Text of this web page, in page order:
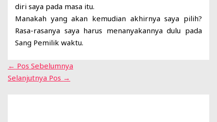
diri saya pada masa itu.
Manakah yang akan kemudian akhirnya saya pilih?
Rasa-rasanya saya harus menanyakannya dulu pada
Sang Pemilik waktu.
← Pos Sebelumnya
Selanjutnya Pos →